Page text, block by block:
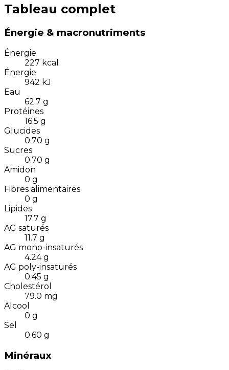
Tableau complet
Énergie & macronutriments
Énergie
227 kcal
Énergie
942 kJ
Eau
62.7 g
Protéines
16.5 g
Glucides
0.70 g
Sucres
0.70 g
Amidon
0 g
Fibres alimentaires
0 g
Lipides
17.7 g
AG saturés
11.7 g
AG mono-insaturés
4.24 g
AG poly-insaturés
0.45 g
Cholestérol
79.0 mg
Alcool
0 g
Sel
0.60 g
Minéraux